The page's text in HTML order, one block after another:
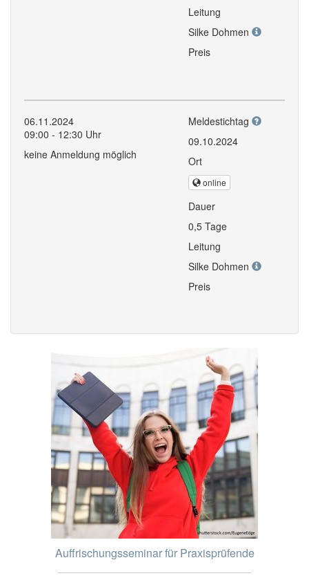
Leitung
Silke Dohmen
Preis
06.11.2024
09:00 - 12:30 Uhr
keine Anmeldung möglich
Meldestichtag
09.10.2024
Ort
online
Dauer
0,5 Tage
Leitung
Silke Dohmen
Preis
Auffrischungsseminar für Praxisprüfende